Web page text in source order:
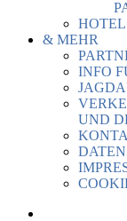
& MEHR
INFO
UND